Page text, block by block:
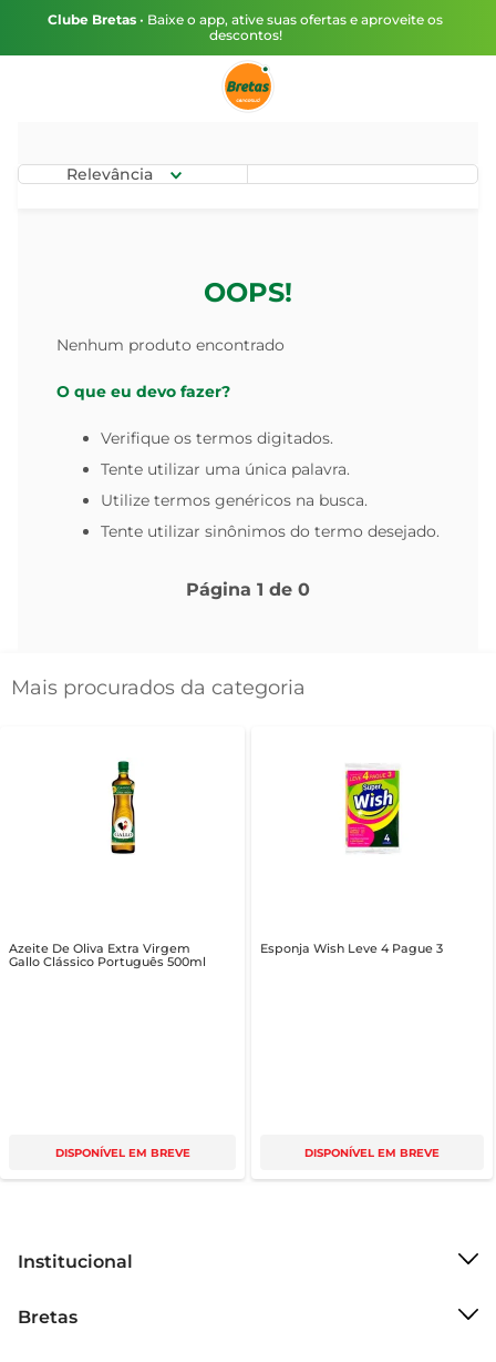
Clube Bretas • Baixe o app, ative suas ofertas e aproveite os
descontos!
Relevância
OOPS!
Nenhum produto encontrado
O que eu devo fazer?
Verifique os termos digitados.
Tente utilizar uma única palavra.
Utilize termos genéricos na busca.
Tente utilizar sinônimos do termo desejado.
Página 1 de 0
Mais procurados da categoria
Azeite De Oliva Extra Virgem
Gallo Clássico Português 500ml
DISPONÍVEL EM BREVE
Esponja Wish Leve 4 Pague 3
DISPONÍVEL EM BREVE
Institucional
Grupo Cencosud
Bretas